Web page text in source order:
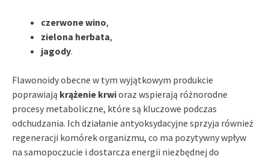
czerwone wino,
zielona herbata,
jagody.
Flawonoidy obecne w tym wyjątkowym produkcie
poprawiają krążenie krwioraz wspierają różnorodne
procesy metaboliczne, które są kluczowe podczas
odchudzania. Ich działanie antyoksydacyjne sprzyja również
regeneracji komórek organizmu, co ma pozytywny wpływ
na samopoczucie i dostarcza energii niezbędnej do